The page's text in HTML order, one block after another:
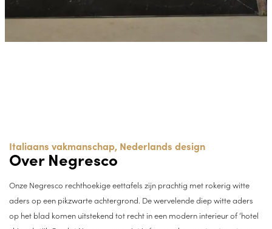
Italiaans vakmanschap, Nederlands design
Over Negresco
Onze Negresco rechthoekige eettafels zijn prachtig met rokerig witte
aders op een pikzwarte achtergrond. De wervelende diep witte aders
op het blad komen uitstekend tot recht in een modern interieur of ‘hotel